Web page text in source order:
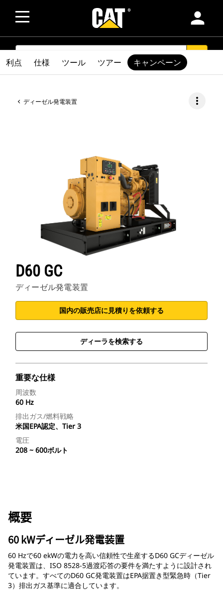
person
SEARCH
ディーゼル発電装置 more_vert
D60 GC
ディーゼル発電装置
国内の販売店に見積りを依頼する
ディーラを検索する
重要な仕様
周波数
60 Hz
排出ガス/燃料戦略
米国EPA認定、Tier 3
電圧
208 ~ 600ボルト
利点 仕様 ツール ツアー キャンペーン
概要
60 kWディーゼル発電装置
60 Hzで60 ekWの電力を高い信頼性で生産するD60 GCディーゼル
発電装置は、ISO 8528-5過渡応答の要件を満たすように設計され
ています。すべてのD60 GC発電装置はEPA据置き型緊急時（Tier
3）排出ガス基準に適合しています。